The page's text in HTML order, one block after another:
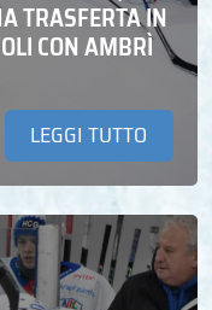
TRASFERTA IN
CON AMBRÌ
LEGGI TUTTO